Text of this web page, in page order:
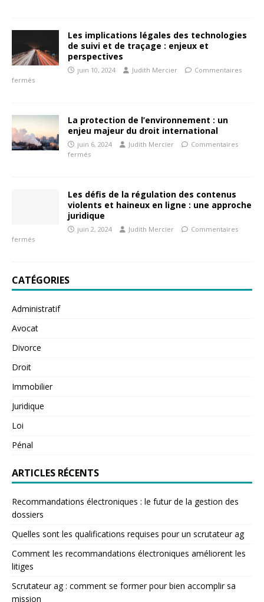
Les implications légales des technologies
de suivi et de traçage : enjeux et
perspectives
juin 10, 2024 Judith Mercier
Commentaires
fermés
La protection de l’environnement : un
enjeu majeur du droit international
juin 6, 2024 Judith Mercier
Commentaires
fermés
Les défis de la régulation des contenus
violents et haineux en ligne : une approche
juridique
juin 2, 2024 Judith Mercier
Commentaires
fermés
CATÉGORIES
Administratif
Avocat
Divorce
Droit
Immobilier
Juridique
Loi
Pénal
ARTICLES RÉCENTS
Recommandations électroniques : le futur de la gestion des
dossiers
Quelles sont les qualifications requises pour un scrutateur ag
Comment les recommandations électroniques améliorent les
litiges
Scrutateur ag : comment se former pour bien accomplir sa
mission